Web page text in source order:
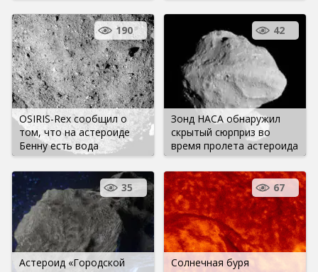
OSIRIS-Rex сообщил о
том, что на астероиде
Бенну есть вода
190
Зонд НАСА обнаружил
скрытый сюрприз во
время пролета астероида
42
Астероид «Городской
35
Солнечная буря
67